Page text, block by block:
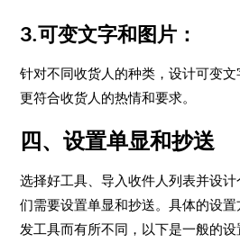
3.可变文字和图片：
针对不同收货人的种类，设计可变
更符合收货人的热情和要求。
四、设置单显和抄送
选择好工具、导入收件人列表并设
们需要设置单显和抄送。具体的设
发工具而有所不同，以下是一般的设